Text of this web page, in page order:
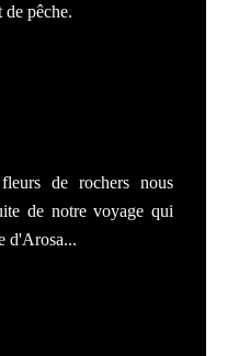
de pêche.
de rochers nous
de notre voyage qui
d'Arosa...